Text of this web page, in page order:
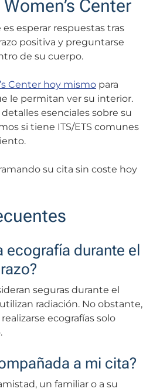
Center
esperar respuestas tras
positiva y preguntarse
de su cuerpo.
Center hoy mismo para
le permitan ver su interior.
esenciales sobre su
si tiene ITS/ETS comunes
su cita sin coste hoy
ecografía durante el
seguras durante el
radiación. No obstante,
ecografías solo
a mi cita?
un familiar o a su